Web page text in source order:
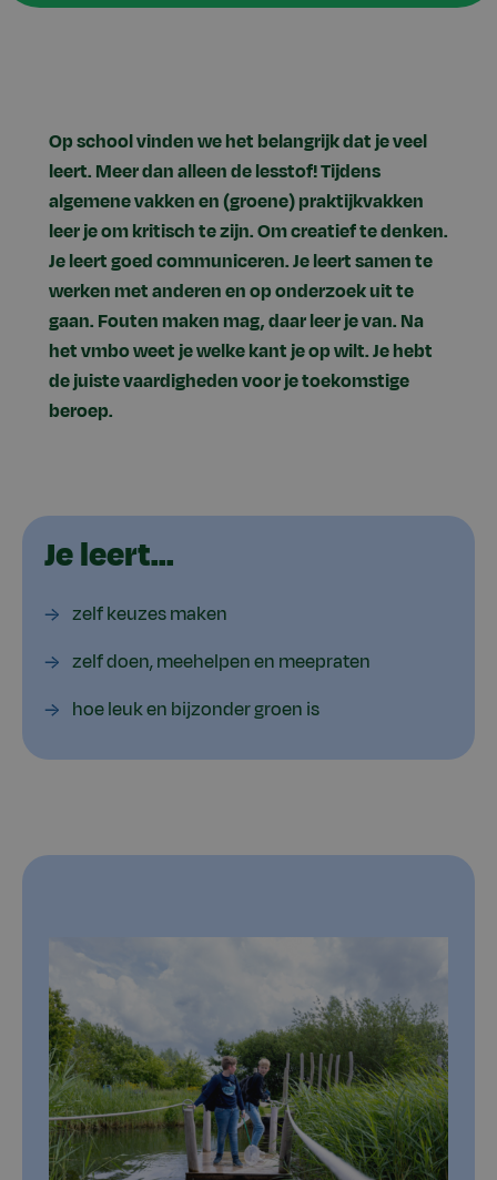
Op school vinden we het belangrijk dat je veel
leert. Meer dan alleen de lesstof! Tijdens
algemene vakken en (groene) praktijkvakken
leer je om kritisch te zijn. Om creatief te denken.
Je leert goed communiceren. Je leert samen te
werken met anderen en op onderzoek uit te
gaan. Fouten maken mag, daar leer je van. Na
het vmbo weet je welke kant je op wilt. Je hebt
de juiste vaardigheden voor je toekomstige
beroep.
Je leert...
zelf keuzes maken
zelf doen, meehelpen en meepraten
hoe leuk en bijzonder groen is